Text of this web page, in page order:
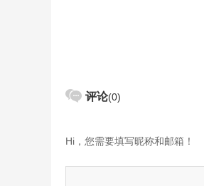
评论(0)
Hi，您需要填写昵称和邮箱！